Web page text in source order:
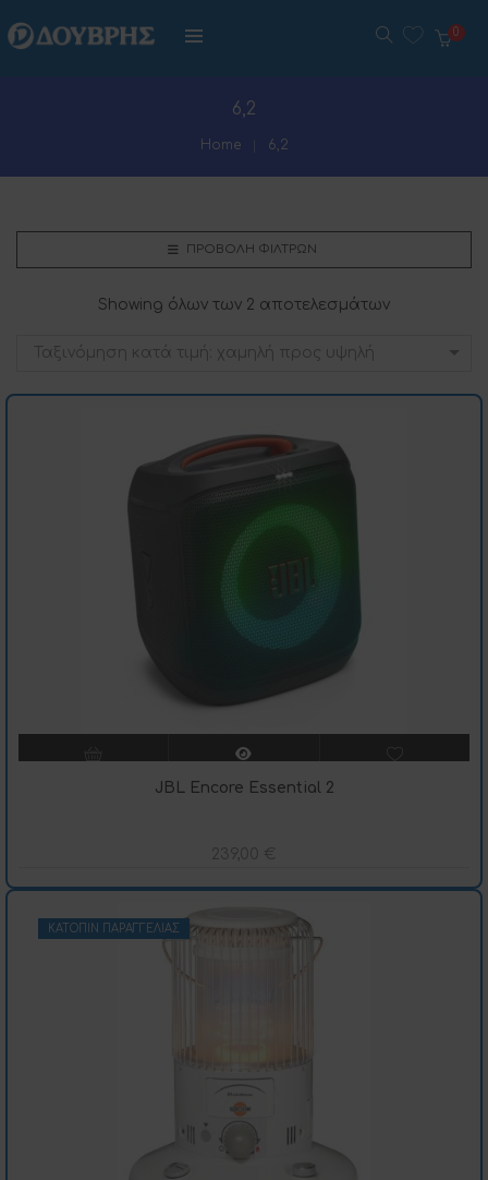
6,2
Home 6,2
ΠΡΟΒΟΛΉ ΦΊΛΤΡΩΝ
Showing όλων των 2 αποτελεσμάτων
Ταξινόμηση κατά τιμή: χαμηλή προς υψηλή
JBL Encore Essential 2
239,00 €
ΚΑΤΌΠΙΝ ΠΑΡΑΓΓΕΛΊΑΣ